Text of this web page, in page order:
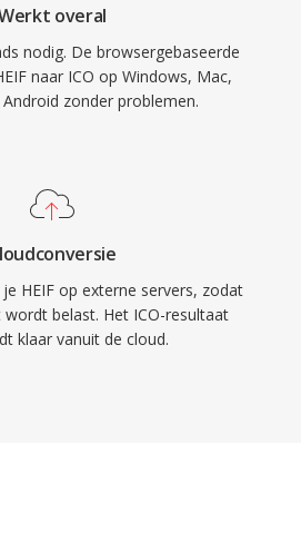
overal
nodig. De browsergebaseerde
naar ICO op Windows, Mac,
Android zonder problemen.
HEIF op externe servers, zodat
belast. Het ICO-resultaat
klaar vanuit de cloud.